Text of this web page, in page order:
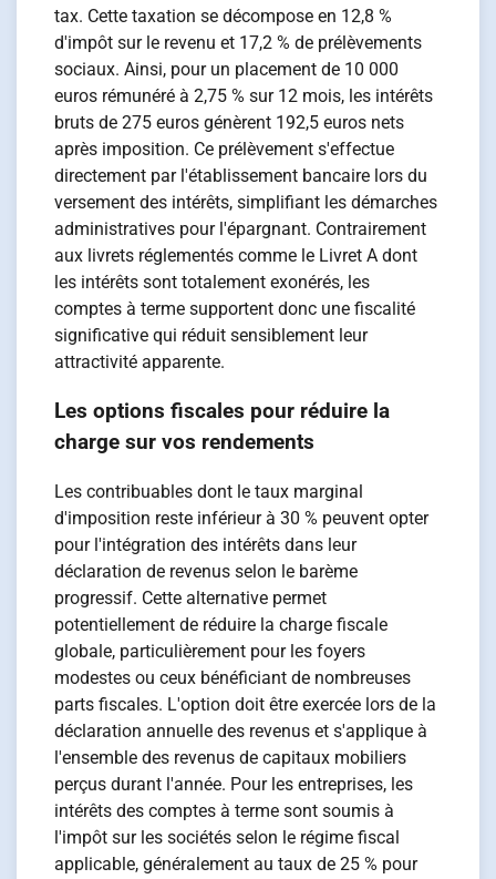
tax. Cette taxation se décompose en 12,8 %
d'impôt sur le revenu et 17,2 % de prélèvements
sociaux. Ainsi, pour un placement de 10 000
euros rémunéré à 2,75 % sur 12 mois, les intérêts
bruts de 275 euros génèrent 192,5 euros nets
après imposition. Ce prélèvement s'effectue
directement par l'établissement bancaire lors du
versement des intérêts, simplifiant les démarches
administratives pour l'épargnant. Contrairement
aux livrets réglementés comme le Livret A dont
les intérêts sont totalement exonérés, les
comptes à terme supportent donc une fiscalité
significative qui réduit sensiblement leur
attractivité apparente.
Les options fiscales pour réduire la
charge sur vos rendements
Les contribuables dont le taux marginal
d'imposition reste inférieur à 30 % peuvent opter
pour l'intégration des intérêts dans leur
déclaration de revenus selon le barème
progressif. Cette alternative permet
potentiellement de réduire la charge fiscale
globale, particulièrement pour les foyers
modestes ou ceux bénéficiant de nombreuses
parts fiscales. L'option doit être exercée lors de la
déclaration annuelle des revenus et s'applique à
l'ensemble des revenus de capitaux mobiliers
perçus durant l'année. Pour les entreprises, les
intérêts des comptes à terme sont soumis à
l'impôt sur les sociétés selon le régime fiscal
applicable, généralement au taux de 25 % pour